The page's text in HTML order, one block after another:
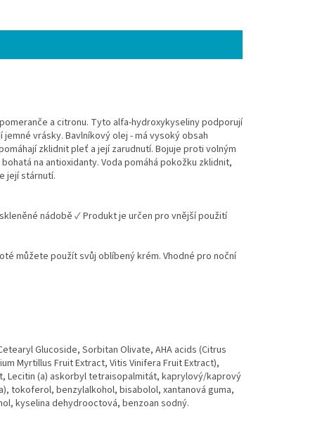
a citronu. Tyto alfa-hydroxykyseliny podporují
vrásky. Bavlníkový olej - má vysoký obsah
zklidnit pleť a její zarudnutí. Bojuje proti volným
na antioxidanty. Voda pomáhá pokožku zklidnit,
její stárnutí.
nádobě ✓ Produkt je určen pro vnější použití
můžete použít svůj oblíbený krém. Vhodné pro noční
Glucoside, Sorbitan Olivate, AHA acids (Citrus
Myrtillus Fruit Extract, Vitis Vinifera Fruit Extract),
Lecitin (a) askorbyl tetraisopalmitát, kaprylový/kaprový
tokoferol, benzylalkohol, bisabolol, xantanová guma,
kyselina dehydrooctová, benzoan sodný.